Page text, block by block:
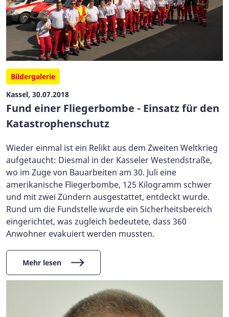
Bildergalerie
Kassel, 30.07.2018
Fund einer Fliegerbombe - Einsatz für den
Katastrophenschutz
Wieder einmal ist ein Relikt aus dem Zweiten Weltkrieg
aufgetaucht: Diesmal in der Kasseler Westendstraße,
wo im Zuge von Bauarbeiten am 30. Juli eine
amerikanische Fliegerbombe, 125 Kilogramm schwer
und mit zwei Zündern ausgestattet, entdeckt wurde.
Rund um die Fundstelle wurde ein Sicherheitsbereich
eingerichtet, was zugleich bedeutete, dass 360
Anwohner evakuiert werden mussten.
Mehr lesen